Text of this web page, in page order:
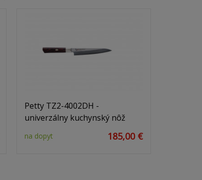
Petty TZ2-4002DH -
univerzálny kuchynský nôž
na dopyt 185,00 €